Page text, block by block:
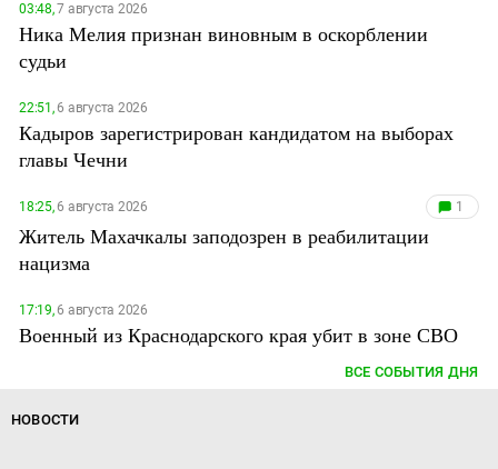
03:48,7 августа 2026
Ника Мелия признан виновным в оскорблении
судьи
22:51,6 августа 2026
Кадыров зарегистрирован кандидатом на выборах
главы Чечни
18:25,6 августа 2026 1
Житель Махачкалы заподозрен в реабилитации
нацизма
17:19,6 августа 2026
Военный из Краснодарского края убит в зоне СВО
ВСЕ СОБЫТИЯ ДНЯ
НОВОСТИ